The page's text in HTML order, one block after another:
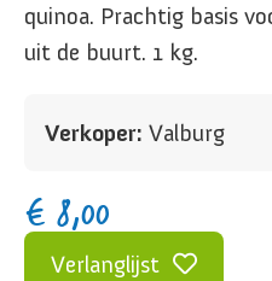
quinoa. Prachtig basis
uit de buurt. 1 kg.
Verkoper: Valburg
€ 8,00
Verlanglijst